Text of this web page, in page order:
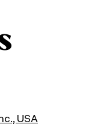
USA